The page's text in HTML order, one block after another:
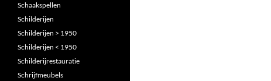
Schaakspellen
Schilderijen
Schilderijen > 1950
Schilderijen < 1950
Schilderijrestauratie
Schrijfmeubels